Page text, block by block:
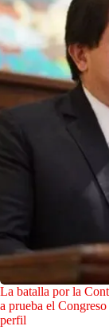
La batalla por la
a prueba el
perfil